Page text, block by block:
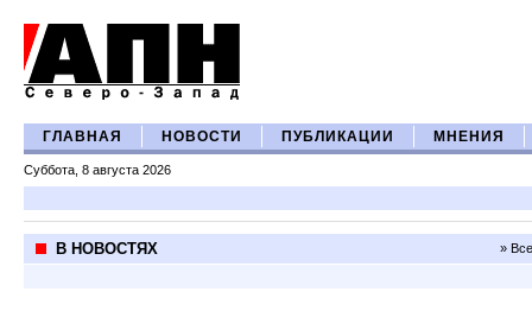
ГЛАВНАЯ НОВОСТИ ПУБЛИКАЦИИ МНЕНИЯ
Суббота, 8 августа 2026
В НОВОСТЯХ »